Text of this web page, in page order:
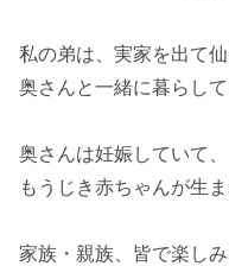
私の弟は、実家を出て
奥さんと一緒に暮らして
奥さんは妊娠していて、
もうじき赤ちゃんが生ま
家族・親族、皆で楽し